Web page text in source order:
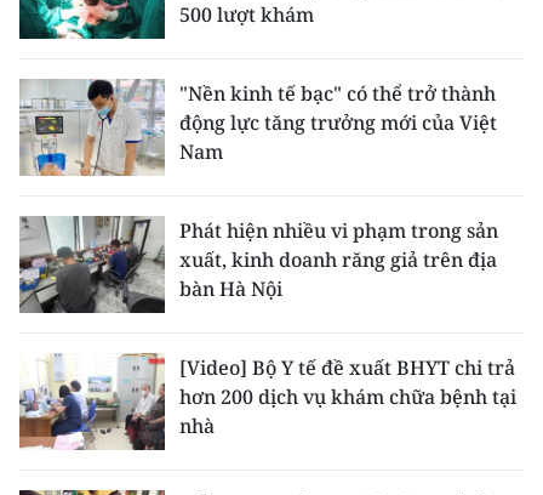
500 lượt khám
"Nền kinh tế bạc" có thể trở thành
động lực tăng trưởng mới của Việt
Nam
Phát hiện nhiều vi phạm trong sản
xuất, kinh doanh răng giả trên địa
bàn Hà Nội
[Video] Bộ Y tế đề xuất BHYT chi trả
hơn 200 dịch vụ khám chữa bệnh tại
nhà